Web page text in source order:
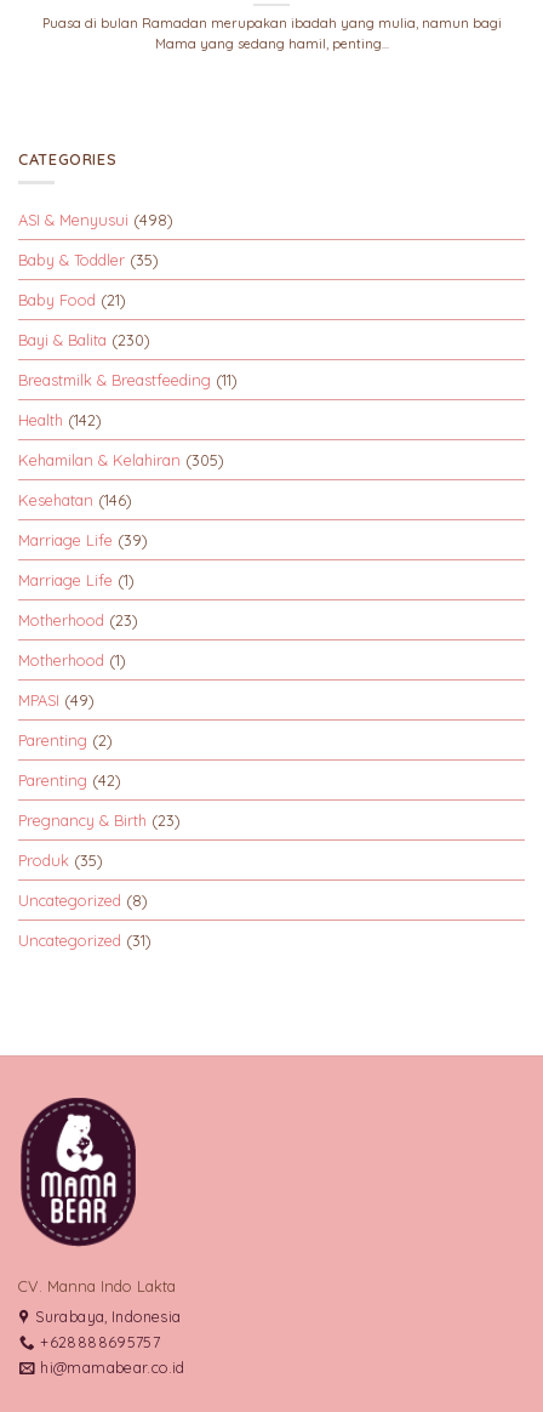
Puasa di bulan Ramadan merupakan ibadah yang mulia, namun bagi
Mama yang sedang hamil, penting...
CATEGORIES
ASI & Menyusui (498)
Baby & Toddler (35)
Baby Food (21)
Bayi & Balita (230)
Breastmilk & Breastfeeding (11)
Health (142)
Kehamilan & Kelahiran (305)
Kesehatan (146)
Marriage Life (39)
Marriage Life (1)
Motherhood (23)
Motherhood (1)
MPASI (49)
Parenting (2)
Parenting (42)
Pregnancy & Birth (23)
Produk (35)
Uncategorized (8)
Uncategorized (31)
CV. Manna Indo Lakta
Surabaya, Indonesia
+628888695757
hi@mamabear.co.id